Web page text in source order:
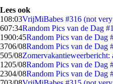
Lees ook
108:03VrijMiBabes #316 (not
607:34Random Pics van de Dag
1900:45Random Pics van de Dag
3706/08Random Pics van de Dag
505/08Zomervakantieweerbericht:
1205/08Random Pics van de Dag
2304/08Random Pics van de Dag